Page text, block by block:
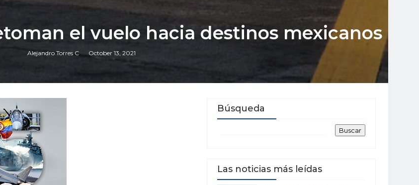
el vuelo hacia destinos mexicanos
Alejandro Torres C October 13, 2021
Búsqueda
Las noticias más leídas